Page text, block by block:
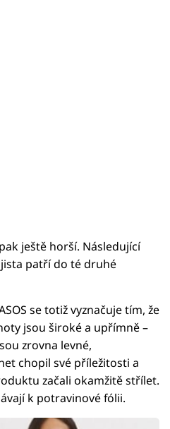
ještě horší. Následující
patří do té druhé
se totiž vyznačuje tím, že
jsou široké a upřímně –
zrovna levné,
chopil své příležitosti a
začali okamžitě střílet.
k potravinové fólii.